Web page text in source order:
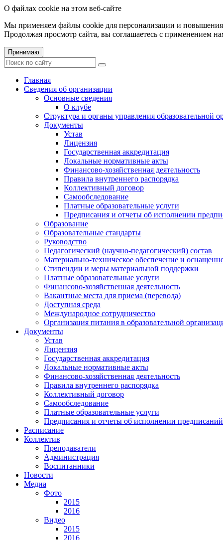
О файлах cookie на этом веб-сайте
Мы применяем файлы cookie для персонализации и повышения
Продолжая просмотр сайта, вы соглашаетесь с применением
Принимаю
Главная
Сведения об организации
Основные сведения
О клубе
Структура и органы управления образовательной
Документы
Устав
Лицензия
Государственная аккредитация
Локальные нормативные акты
Финансово-хозяйственная деятельность
Правила внутреннего распорядка
Коллективный договор
Самообследование
Платные образовательные услуги
Предписания и отчеты об исполнении
Образование
Образовательные стандарты
Руководство
Педагогический (научно-педагогический) состав
Материально-техническое обеспечение и
Стипендии и меры материальной поддержки
Платные образовательные услуги
Финансово-хозяйственная деятельность
Вакантные места для приема (перевода)
Доступная среда
Международное сотрудничество
Организация питания в образовательной
Документы
Устав
Лицензия
Государственная аккредитация
Локальные нормативные акты
Финансово-хозяйственная деятельность
Правила внутреннего распорядка
Коллективный договор
Самообследование
Платные образовательные услуги
Предписания и отчеты об исполнении предписаний
Расписание
Коллектив
Преподаватели
Администрация
Воспитанники
Новости
Медиа
Фото
2015
2016
Видео
2015
2016